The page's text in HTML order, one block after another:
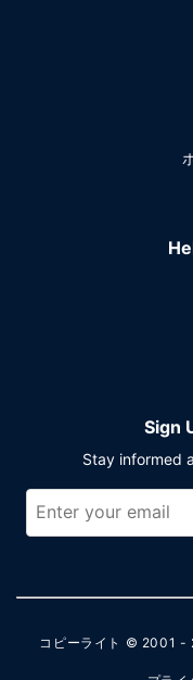
Sign
Stay informed
コピーライト © 2001 -